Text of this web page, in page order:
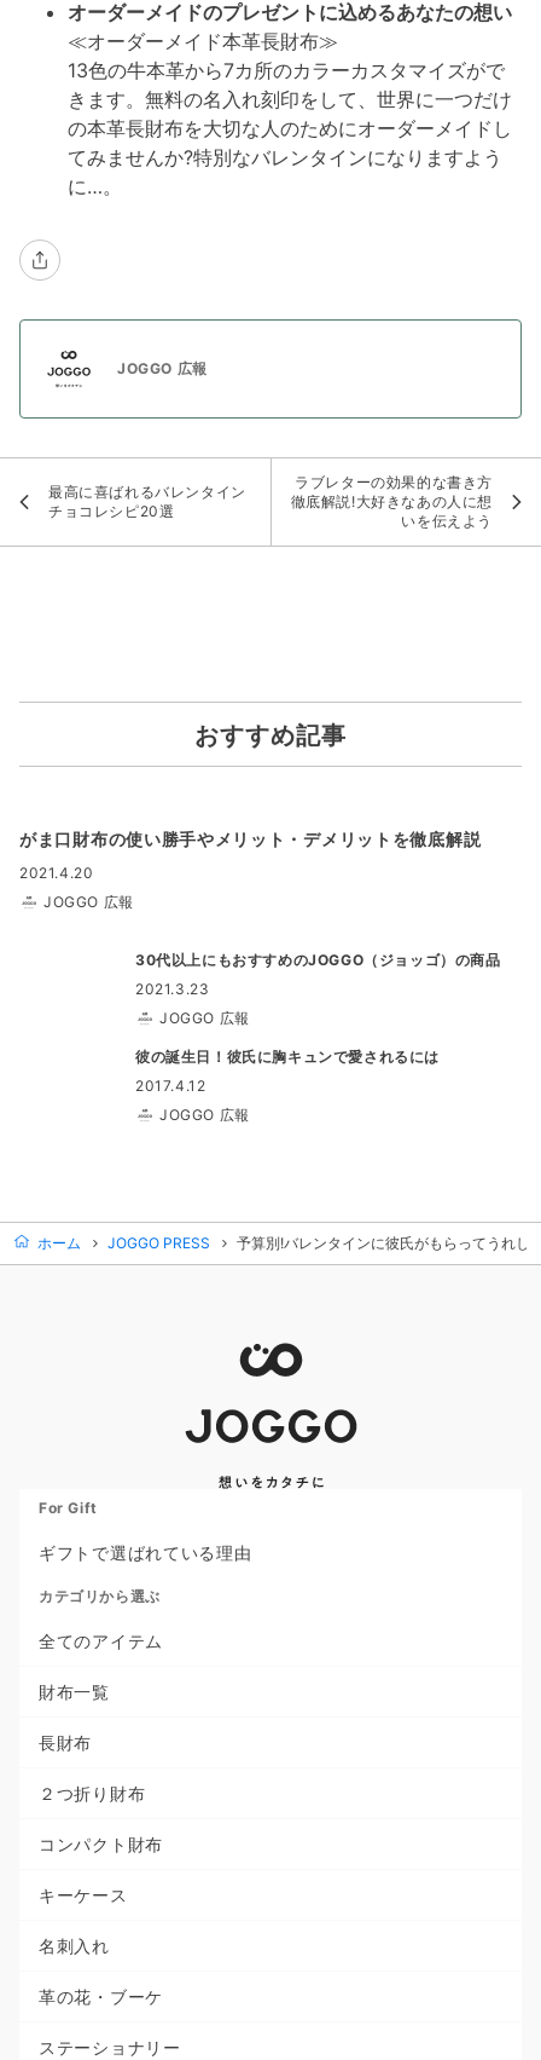
オーダーメイドのプレゼントに込めるあなたの想い
≪オーダーメイド本革長財布≫
13色の牛本革から7カ所のカラーカスタマイズがで
きます。無料の名入れ刻印をして、世界に一つだけ
の本革長財布を大切な人のためにオーダーメイドし
てみませんか?特別なバレンタインになりますよう
に…。
JOGGO 広報
最高に喜ばれるバレンタイン
チョコレシピ20選
ラブレターの効果的な書き方
徹底解説!大好きなあの人に想
いを伝えよう
おすすめ記事
がま口財布の使い勝手やメリット・デメリットを徹底解説
2021.4.20
JOGGO 広報
30代以上にもおすすめのJOGGO（ジョッゴ）の商品
2021.3.23
JOGGO 広報
彼の誕生日！彼氏に胸キュンで愛されるには
2017.4.12
JOGGO 広報
ホーム JOGGO PRESS 予算別!バレンタインに彼氏がもらってうれし
For Gift
ギフトで選ばれている理由
カテゴリから選ぶ
全てのアイテム
財布一覧
長財布
２つ折り財布
コンパクト財布
キーケース
名刺入れ
革の花・ブーケ
ステーショナリー